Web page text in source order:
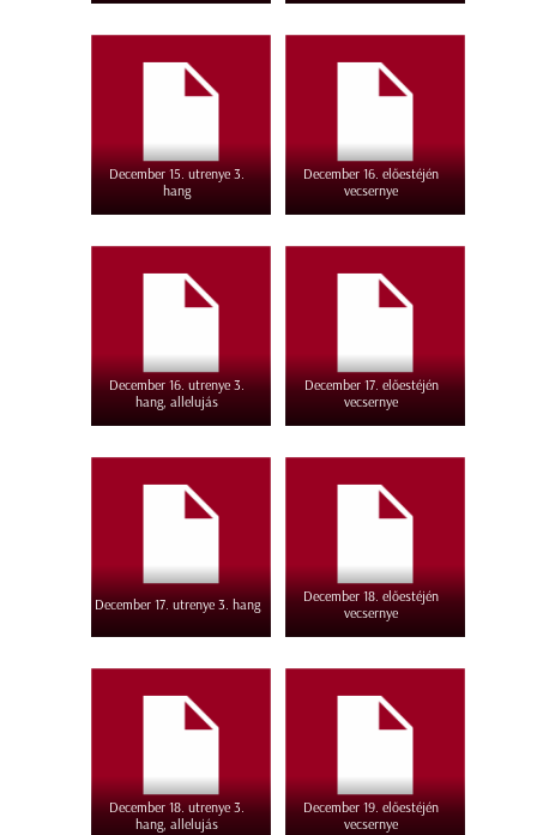
December 15. utrenye 3.
hang
December 16. előestéjén
vecsernye
December 16. utrenye 3.
hang, allelujás
December 17. előestéjén
vecsernye
December 17. utrenye 3. hang
December 18. előestéjén
vecsernye
December 18. utrenye 3.
hang, allelujás
December 19. előestéjén
vecsernye